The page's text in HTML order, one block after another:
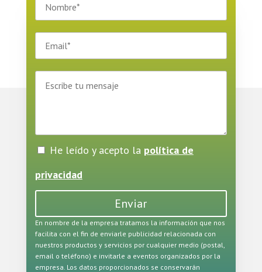
He leído y acepto la política de
privacidad
Enviar
En nombre de la empresa tratamos la información que nos
facilita con el fin de enviarle publicidad relacionada con
nuestros productos y servicios por cualquier medio (postal,
email o teléfono) e invitarle a eventos organizados por la
empresa. Los datos proporcionados se conservarán